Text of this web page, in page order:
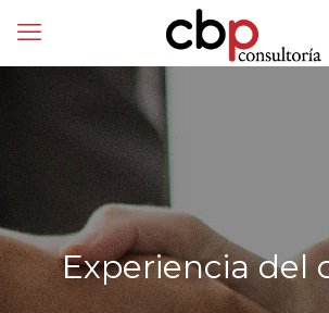
Experiencia del